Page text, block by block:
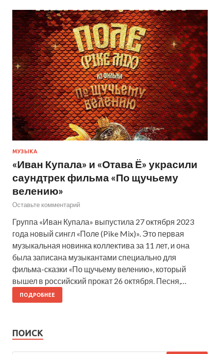
МУЗЫКА
«Иван Купала» и «Отава Ё» украсили
саундтрек фильма «По щучьему
велению»
Оставьте комментарий
Группа «Иван Купала» выпустила 27 октября 2023
года новый сингл «Поле (Pike Mix)». Это первая
музыкальная новинка коллектива за 11 лет, и она
была записана музыкантами специально для
фильма-сказки «По щучьему велению», который
вышел в российский прокат 26 октября. Песня,…
ПОДРОБНЕЕ
ПОИСК